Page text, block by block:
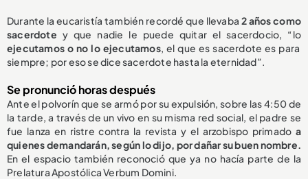
Durante la eucaristía también recordé que llevaba 2 años como
sacerdote y que nadie le puede quitar el sacerdocio, “lo
ejecutamos o no lo ejecutamos, el que es sacerdote es para
siempre; por eso se dice sacerdote hasta la eternidad”.
Se pronunció horas después
Ante el polvorín que se armó por su expulsión, sobre las 4:50 de
la tarde, a través de un vivo en su misma red social, el padre se
fue lanza en ristre contra la revista y el arzobispo primado a
quienes demandarán, según lo dijo, por dañar su buen nombre.
En el espacio también reconoció que ya no hacía parte de la
Prelatura Apostólica Verbum Domini.